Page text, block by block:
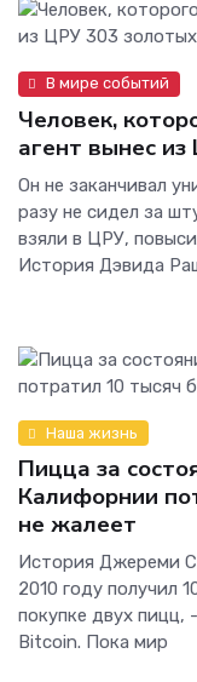
В мире событий
Человек,
агент вынес
Он не заканчивал
разу не сидел за
взяли в ЦРУ,
История Дэвида
Наша жизнь
Пицца за
Калифорнии
не жалеет
История Джереми
2010 году получил
покупке двух пицц,
Bitcoin. Пока мир